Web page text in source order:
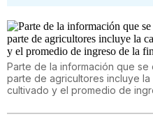
Parte de la información que
parte de agricultores incluye
cultivado y el promedio de